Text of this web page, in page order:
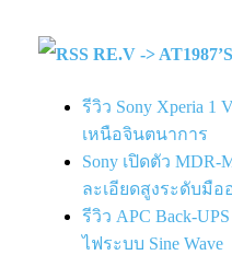
RE.V ->
รีวิว Sony Xperia
เหนือจินตนาการ
Sony เปิดตัว
ละเอียดสูงระดับมื
รีวิว APC Back-
ไฟระบบ Sine Wave